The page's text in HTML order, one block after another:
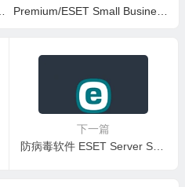
Premium/ESET Small Business
下一篇
防病毒软件 ESET Server Security v13.0.12005.0 服务器特别版(带防火墙支持Win10及以上)